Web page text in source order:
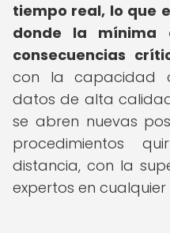
tiempo real, lo que
donde la mínima
consecuencias
con la capacidad
datos de alta
se abren nuevas
procedimientos
distancia, con la
expertos en